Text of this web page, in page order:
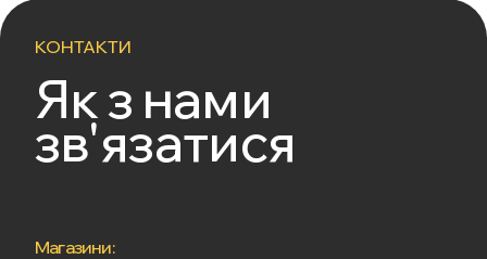
КОНТАКТИ
Як з нами
зв'язатися
Магазини: